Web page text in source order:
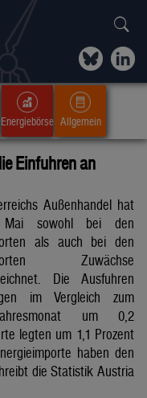
Energiebörse Allgemein
Einfuhren an
Außenhandel hat
sowohl bei den
als auch bei den
Zuwächse
Die Ausfuhren
im Vergleich zum
um 0,2
legten um 1,1 Prozent
haben den
die Statistik Austria